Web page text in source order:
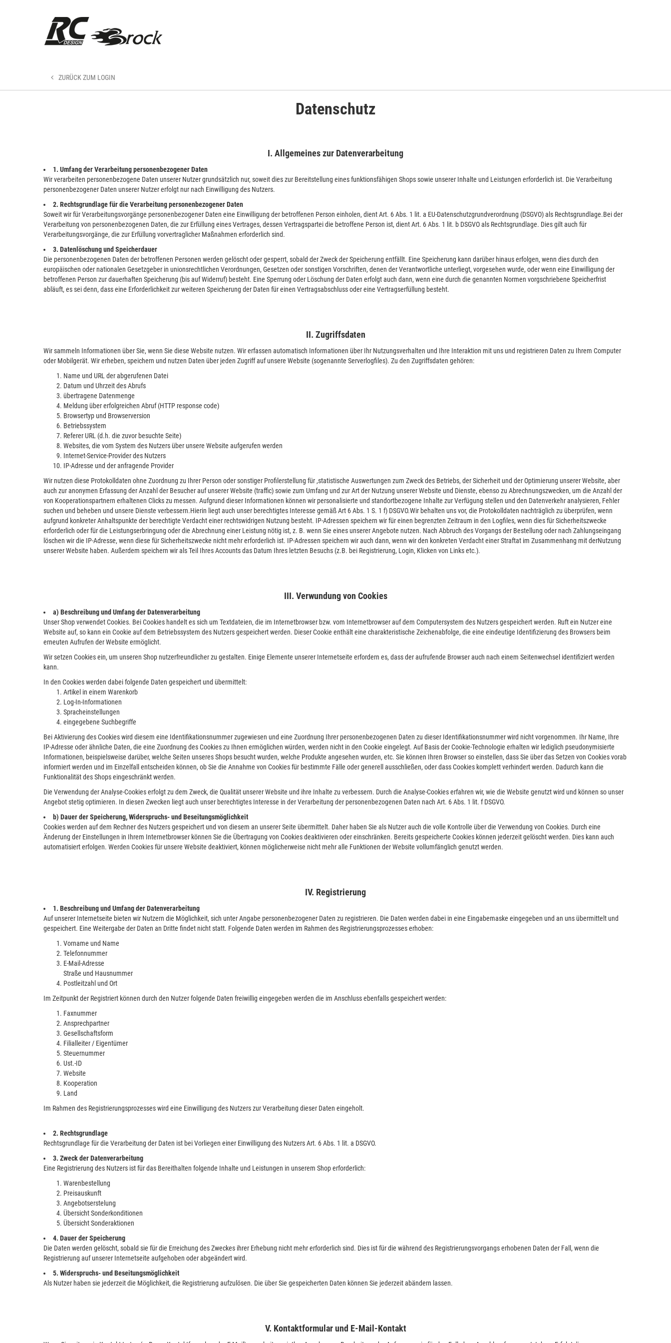
ZURÜCK ZUM LOGIN
Datenschutz
I. Allgemeines zur Datenverarbeitung
1. Umfang der Verarbeitung personenbezogener Daten
Wir verarbeiten personenbezogene Daten unserer Nutzer grundsätzlich nur, soweit dies zur Bereitstellung eines funktionsfähigen Shops sowie unserer Inhalte und Leistungen erforderlich ist. Die Verarbeitung
personenbezogener Daten unserer Nutzer erfolgt nur nach Einwilligung des Nutzers.
2. Rechtsgrundlage für die Verarbeitung personenbezogener Daten
Soweit wir für Verarbeitungsvorgänge personenbezogener Daten eine Einwilligung der betroffenen Person einholen, dient Art. 6 Abs. 1 lit. a EU-Datenschutzgrundverordnung (DSGVO) als Rechtsgrundlage.Bei der
Verarbeitung von personenbezogenen Daten, die zur Erfüllung eines Vertrages, dessen Vertragspartei die betroffene Person ist, dient Art. 6 Abs. 1 lit. b DSGVO als Rechtsgrundlage. Dies gilt auch für
Verarbeitungsvorgänge, die zur Erfüllung vorvertraglicher Maßnahmen erforderlich sind.
3. Datenlöschung und Speicherdauer
Die personenbezogenen Daten der betroffenen Personen werden gelöscht oder gesperrt, sobald der Zweck der Speicherung entfällt. Eine Speicherung kann darüber hinaus erfolgen, wenn dies durch den
europäischen oder nationalen Gesetzgeber in unionsrechtlichen Verordnungen, Gesetzen oder sonstigen Vorschriften, denen der Verantwortliche unterliegt, vorgesehen wurde, oder wenn eine Einwilligung der
betroffenen Person zur dauerhaften Speicherung (bis auf Widerruf) besteht. Eine Sperrung oder Löschung der Daten erfolgt auch dann, wenn eine durch die genannten Normen vorgschriebene Speicherfrist
abläuft, es sei denn, dass eine Erforderlichkeit zur weiteren Speicherung der Daten für einen Vertragsabschluss oder eine Vertragserfüllung besteht.
II. Zugriffsdaten
Wir sammeln Informationen über Sie, wenn Sie diese Website nutzen. Wir erfassen automatisch Informationen über Ihr Nutzungsverhalten und Ihre Interaktion mit uns und registrieren Daten zu Ihrem Computer
oder Mobilgerät. Wir erheben, speichern und nutzen Daten über jeden Zugriff auf unsere Website (sogenannte Serverlogfiles). Zu den Zugriffsdaten gehören:
Name und URL der abgerufenen Datei
Datum und Uhrzeit des Abrufs
übertragene Datenmenge
Meldung über erfolgreichen Abruf (HTTP response code)
Browsertyp und Browserversion
Betriebssystem
Referer URL (d.h. die zuvor besuchte Seite)
Websites, die vom System des Nutzers über unsere Website aufgerufen werden
Internet-Service-Provider des Nutzers
IP-Adresse und der anfragende Provider
Wir nutzen diese Protokolldaten ohne Zuordnung zu Ihrer Person oder sonstiger Profilerstellung für ,statistische Auswertungen zum Zweck des Betriebs, der Sicherheit und der Optimierung unserer Website, aber
auch zur anonymen Erfassung der Anzahl der Besucher auf unserer Website (traffic) sowie zum Umfang und zur Art der Nutzung unserer Website und Dienste, ebenso zu Abrechnungszwecken, um die Anzahl der
von Kooperationspartnern erhaltenen Clicks zu messen. Aufgrund dieser Informationen können wir personalisierte und standortbezogene Inhalte zur Verfügung stellen und den Datenverkehr analysieren, Fehler
suchen und beheben und unsere Dienste verbessern.Hierin liegt auch unser berechtigtes Interesse gemäß Art 6 Abs. 1 S. 1 f) DSGVO.Wir behalten uns vor, die Protokolldaten nachträglich zu überprüfen, wenn
aufgrund konkreter Anhaltspunkte der berechtigte Verdacht einer rechtswidrigen Nutzung besteht. IP-Adressen speichern wir für einen begrenzten Zeitraum in den Logfiles, wenn dies für Sicherheitszwecke
erforderlich oder für die Leistungserbringung oder die Abrechnung einer Leistung nötig ist, z. B. wenn Sie eines unserer Angebote nutzen. Nach Abbruch des Vorgangs der Bestellung oder nach Zahlungseingang
löschen wir die IP-Adresse, wenn diese für Sicherheitszwecke nicht mehr erforderlich ist. IP-Adressen speichern wir auch dann, wenn wir den konkreten Verdacht einer Straftat im Zusammenhang mit derNutzung
unserer Website haben. Außerdem speichern wir als Teil Ihres Accounts das Datum Ihres letzten Besuchs (z.B. bei Registrierung, Login, Klicken von Links etc.).
III. Verwundung von Cookies
a) Beschreibung und Umfang der Datenverarbeitung
Unser Shop verwendet Cookies. Bei Cookies handelt es sich um Textdateien, die im Internetbrowser bzw. vom Internetbrowser auf dem Computersystem des Nutzers gespeichert werden. Ruft ein Nutzer eine
Website auf, so kann ein Cookie auf dem Betriebssystem des Nutzers gespeichert werden. Dieser Cookie enthält eine charakteristische Zeichenabfolge, die eine eindeutige Identifizierung des Browsers beim
erneuten Aufrufen der Website ermöglicht.
Wir setzen Cookies ein, um unseren Shop nutzerfreundlicher zu gestalten. Einige Elemente unserer Internetseite erfordern es, dass der aufrufende Browser auch nach einem Seitenwechsel identifiziert werden
kann.
In den Cookies werden dabei folgende Daten gespeichert und übermittelt:
Artikel in einem Warenkorb
Log-In-Informationen
Spracheinstellungen
eingegebene Suchbegriffe
Bei Aktivierung des Cookies wird diesem eine Identifikationsnummer zugewiesen und eine Zuordnung Ihrer personenbezogenen Daten zu dieser Identifikationsnummer wird nicht vorgenommen. Ihr Name, Ihre
IP-Adresse oder ähnliche Daten, die eine Zuordnung des Cookies zu Ihnen ermöglichen würden, werden nicht in den Cookie eingelegt. Auf Basis der Cookie-Technologie erhalten wir lediglich pseudonymisierte
Informationen, beispielsweise darüber, welche Seiten unseres Shops besucht wurden, welche Produkte angesehen wurden, etc. Sie können Ihren Browser so einstellen, dass Sie über das Setzen von Cookies vorab
informiert werden und im Einzelfall entscheiden können, ob Sie die Annahme von Cookies für bestimmte Fälle oder generell ausschließen, oder dass Cookies komplett verhindert werden. Dadurch kann die
Funktionalität des Shops eingeschränkt werden.
Die Verwendung der Analyse-Cookies erfolgt zu dem Zweck, die Qualität unserer Website und ihre Inhalte zu verbessern. Durch die Analyse-Cookies erfahren wir, wie die Website genutzt wird und können so unser
Angebot stetig optimieren. In diesen Zwecken liegt auch unser berechtigtes Interesse in der Verarbeitung der personenbezogenen Daten nach Art. 6 Abs. 1 lit. f DSGVO.
b) Dauer der Speicherung, Widerspruchs- und Beseitungsmöglichkeit
Cookies werden auf dem Rechner des Nutzers gespeichert und von diesem an unserer Seite übermittelt. Daher haben Sie als Nutzer auch die volle Kontrolle über die Verwendung von Cookies. Durch eine
Änderung der Einstellungen in Ihrem Internetbrowser können Sie die Übertragung von Cookies deaktivieren oder einschränken. Bereits gespeicherte Cookies können jederzeit gelöscht werden. Dies kann auch
automatisiert erfolgen. Werden Cookies für unsere Website deaktiviert, können möglicherweise nicht mehr alle Funktionen der Website vollumfänglich genutzt werden.
IV. Registrierung
1. Beschreibung und Umfang der Datenverarbeitung
Auf unserer Internetseite bieten wir Nutzern die Möglichkeit, sich unter Angabe personenbezogener Daten zu registrieren. Die Daten werden dabei in eine Eingabemaske eingegeben und an uns übermittelt und
gespeichert. Eine Weitergabe der Daten an Dritte findet nicht statt. Folgende Daten werden im Rahmen des Registrierungsprozesses erhoben:
Vorname und Name
Telefonnummer
E-Mail-Adresse
Straße und Hausnummer
Postleitzahl und Ort
Im Zeitpunkt der Registriert können durch den Nutzer folgende Daten freiwillig eingegeben werden die im Anschluss ebenfalls gespeichert werden:
Faxnummer
Ansprechpartner
Gesellschaftsform
Filialleiter / Eigentümer
Steuernummer
Ust.-ID
Website
Kooperation
Land
Im Rahmen des Registrierungsprozesses wird eine Einwilligung des Nutzers zur Verarbeitung dieser Daten eingeholt.
2. Rechtsgrundlage
Rechtsgrundlage für die Verarbeitung der Daten ist bei Vorliegen einer Einwilligung des Nutzers Art. 6 Abs. 1 lit. a DSGVO.
3. Zweck der Datenverarbeitung
Eine Registrierung des Nutzers ist für das Bereithalten folgende Inhalte und Leistungen in unserem Shop erforderlich:
Warenbestellung
Preisauskunft
Angebotserstelung
Übersicht Sonderkonditionen
Übersicht Sonderaktionen
4. Dauer der Speicherung
Die Daten werden gelöscht, sobald sie für die Erreichung des Zweckes ihrer Erhebung nicht mehr erforderlich sind. Dies ist für die während des Registrierungsvorgangs erhobenen Daten der Fall, wenn die
Registrierung auf unserer Internetseite aufgehoben oder abgeändert wird.
5. Widerspruchs- und Beseitungsmöglichkeit
Als Nutzer haben sie jederzeit die Möglichkeit, die Registrierung aufzulösen. Die über Sie gespeicherten Daten können Sie jederzeit abändern lassen.
V. Kontaktformular und E-Mail-Kontakt